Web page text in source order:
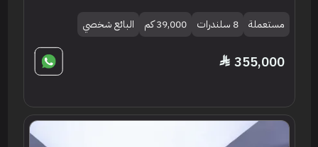
مستعملة 8 سلندرات 39,000 كم البائع شخصي
355,000